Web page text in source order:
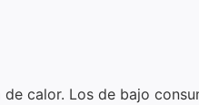
calor. Los de bajo